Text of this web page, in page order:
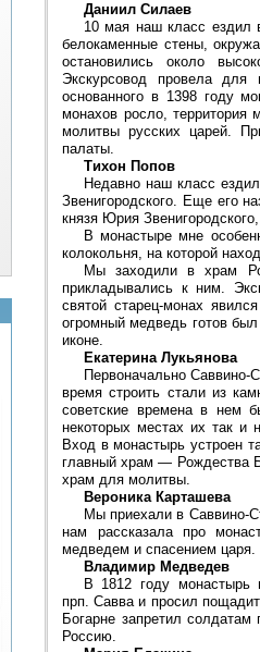
Даниил Силаев
10 мая наш класс ездил
белокаменные стены,
остановились около
Экскурсовод провела
основанного в 1398 году
монахов росло, территория
молитвы русских царей.
палаты.
Тихон Попов
Недавно наш класс
Звенигородского. Еще его
князя Юрия
В монастыре мне
колокольня, на которой
Мы заходили в храм
прикладывались к ним.
святой старец-монах
огромный медведь готов
иконе.
Екатерина Лукьянова
Первоначально
время строить стали из
советские времена в нем
некоторых местах их так и
Вход в монастырь устроен
главный храм — Рождества
храм для молитвы.
Вероника Карташева
Мы приехали в Саввино-
нам рассказала про
медведем и спасением
Владимир Медведев
В 1812 году монастырь
прп. Савва и просил
Богарне запретил
Россию.